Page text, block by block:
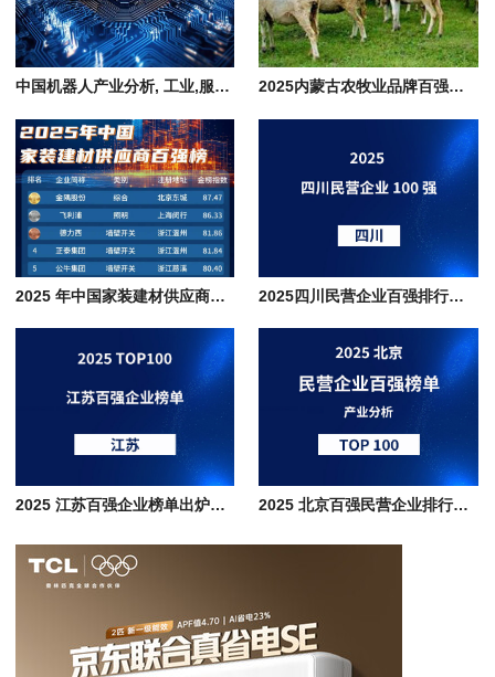
中国机器人产业分析, 工业,服务,特种,人形,物流,农业,教育,建筑机器人企业 2025内蒙古农牧业品牌百强价值榜企业名单, 伊利和蒙牛品牌价值共占比51%
2025 年中国家装建材供应商百强榜 TOP100 企业名单 2025四川民营企业百强排行榜单分析，传统根基与新兴动能的巴蜀经济图谱
2025 江苏百强企业榜单出炉，制造业占比超七成，排行榜深度解析 2025 北京百强民营企业排行榜单，数字经济+高端制造+现代服务产业协同发展